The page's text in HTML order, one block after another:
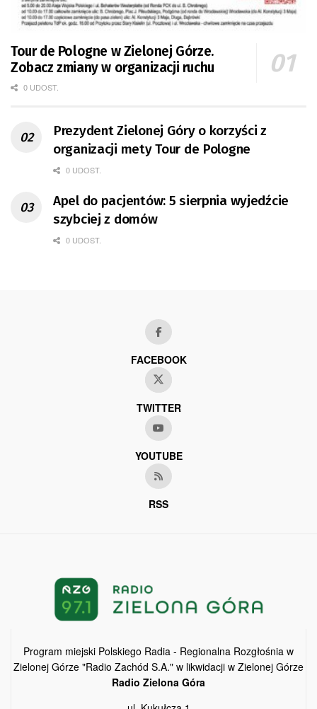
Tour de Pologne w Zielonej Górze.
Zobacz zmiany w organizacji ruchu
0 UDOST.
Prezydent Zielonej Góry o korzyści z
organizacji mety Tour de Pologne
0 UDOST.
Apel do pacjentów: 5 sierpnia wyjedźcie
szybciej z domów
0 UDOST.
FACEBOOK
TWITTER
YOUTUBE
RSS
Program miejski Polskiego Radia - Regionalna Rozgłośnia w
Zielonej Górze "Radio Zachód S.A." w likwidacji w Zielonej Górze
Radio Zielona Góra